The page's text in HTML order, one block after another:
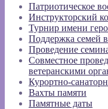
Патриотическое
Инструкторский
Турнир имени
Поддержка семей
Проведение
Совместное
ветеранскими
Курортно-
Вахты памяти
Памятные даты